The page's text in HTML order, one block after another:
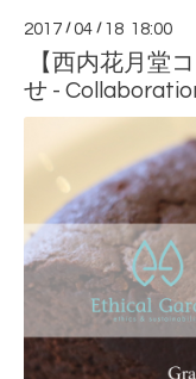
2017 /04 / 18 18:00
【西内花月堂
せ -